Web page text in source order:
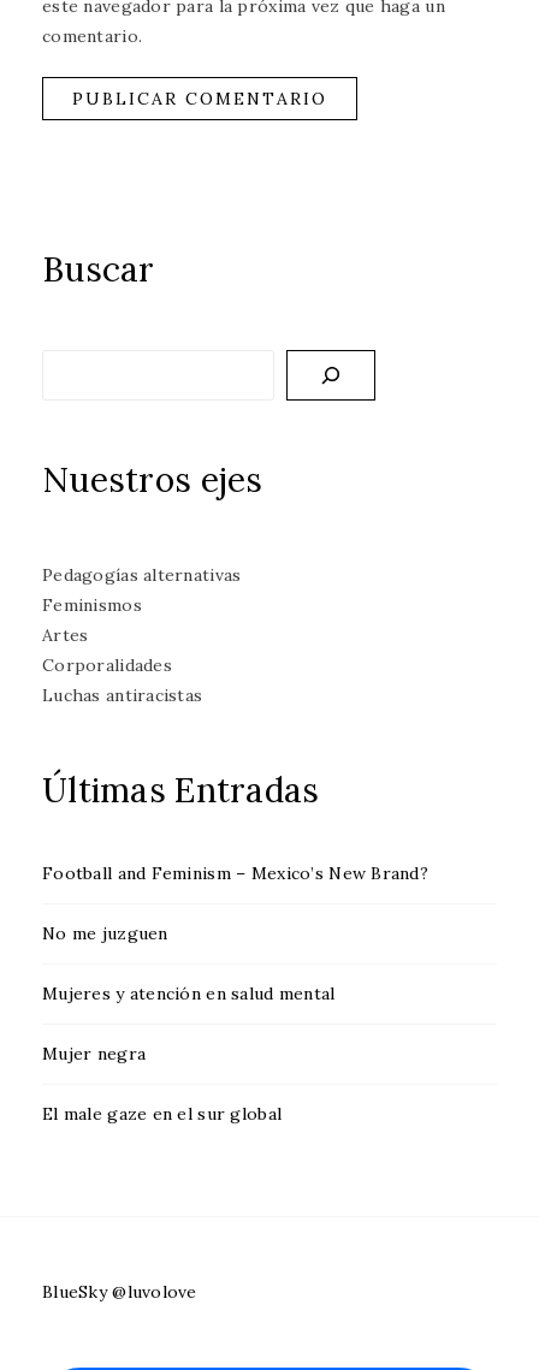
este navegador para la próxima vez que haga un
comentario.
Buscar
Nuestros ejes
Pedagogías alternativas
Feminismos
Artes
Corporalidades
Luchas antiracistas
Últimas Entradas
Football and Feminism – Mexico’s New Brand?
No me juzguen
Mujeres y atención en salud mental
Mujer negra
El male gaze en el sur global
BlueSky @luvolove